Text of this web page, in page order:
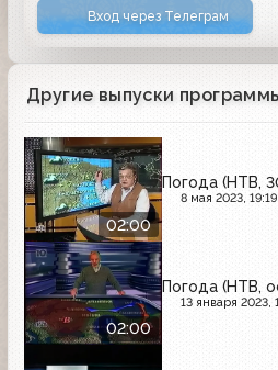
Вход через Телеграм
Другие выпуски
02:00
Погода (НТВ,
8 мая 2023, 19:19
02:00
Погода (НТВ,
13 января 2023,